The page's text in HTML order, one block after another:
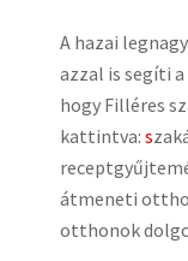
A hazai
azzal is segíti
hogy Filléres
kattintva: s
átmeneti
otthonok